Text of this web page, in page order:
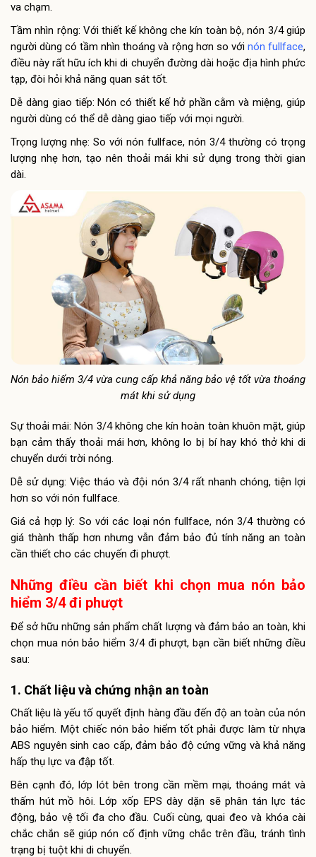
va chạm.
Tầm nhìn rộng: Với thiết kế không che kín toàn bộ, nón 3/4 giúp
người dùng có tầm nhìn thoáng và rộng hơn so với nón fullface,
điều này rất hữu ích khi di chuyển đường dài hoặc địa hình phức
tạp, đòi hỏi khả năng quan sát tốt.
Dễ dàng giao tiếp: Nón có thiết kế hở phần cằm và miệng, giúp
người dùng có thể dễ dàng giao tiếp với mọi người.
Trọng lượng nhẹ: So với nón fullface, nón 3/4 thường có trọng
lượng nhẹ hơn, tạo nên thoải mái khi sử dụng trong thời gian
dài.
Nón bảo hiểm 3/4 vừa cung cấp khả năng bảo vệ tốt vừa thoáng
mát khi sử dụng
Sự thoải mái: Nón 3/4 không che kín hoàn toàn khuôn mặt, giúp
bạn cảm thấy thoải mái hơn, không lo bị bí hay khó thở khi di
chuyển dưới trời nóng.
Dễ sử dụng: Việc tháo và đội nón 3/4 rất nhanh chóng, tiện lợi
hơn so với nón fullface.
Giá cả hợp lý: So với các loại nón fullface, nón 3/4 thường có
giá thành thấp hơn nhưng vẫn đảm bảo đủ tính năng an toàn
cần thiết cho các chuyến đi phượt.
Những điều cần biết khi chọn mua nón bảo
hiểm 3/4 đi phượt
Để sở hữu những sản phẩm chất lượng và đảm bảo an toàn, khi
chọn mua nón bảo hiểm 3/4 đi phượt, bạn cần biết những điều
sau:
1. Chất liệu và chứng nhận an toàn
Chất liệu là yếu tố quyết định hàng đầu đến độ an toàn của nón
bảo hiểm. Một chiếc nón bảo hiểm tốt phải được làm từ nhựa
ABS nguyên sinh cao cấp, đảm bảo độ cứng vững và khả năng
hấp thụ lực va đập tốt.
Bên cạnh đó, lớp lót bên trong cần mềm mại, thoáng mát và
thấm hút mồ hôi. Lớp xốp EPS dày dặn sẽ phân tán lực tác
động, bảo vệ tối đa cho đầu. Cuối cùng, quai đeo và khóa cài
chắc chắn sẽ giúp nón cố định vững chắc trên đầu, tránh tình
trạng bị tuột khi di chuyển.